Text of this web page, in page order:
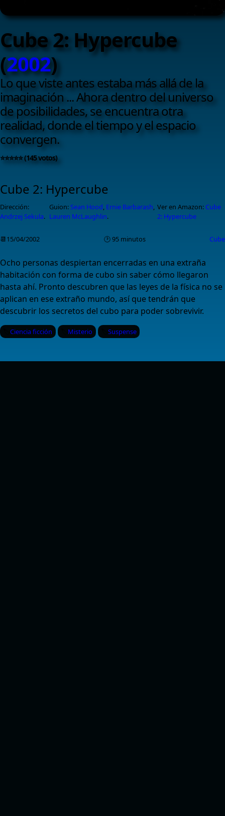
Cube 2: Hypercube
(2002)
Lo que viste antes estaba más allá de la
imaginación ... Ahora dentro del universo
de posibilidades, se encuentra otra
realidad, donde el tiempo y el espacio
convergen.
⭐⭐⭐⭐⭐ (145 votos)
Cube 2: Hypercube
Dirección:
Andrzej Sekula.
Guion:Sean Hood, Ernie Barbarash,
Lauren McLaughlin.
Ver en Amazon:Cube
2: Hypercube
📆15/04/2002 🕑 95 minutos Cube
Ocho personas despiertan encerradas en una extraña
habitación con forma de cubo sin saber cómo llegaron
hasta ahí. Pronto descubren que las leyes de la física no se
aplican en ese extraño mundo, así que tendrán que
descubrir los secretos del cubo para poder sobrevivir.
Ciencia ficción Misterio Suspense